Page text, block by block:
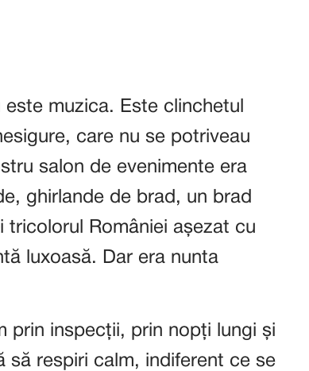
muzica. Este clinchetul
care nu se potriveau
salon de evenimente era
ghirlande de brad, un brad
tricolorul României așezat cu
luxoasă. Dar era nunta
prin inspecții, prin nopți lungi și
să respiri calm, indiferent ce se